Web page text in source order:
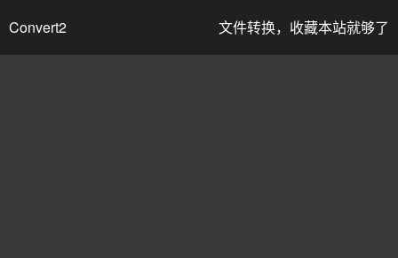
Convert2 文件转换，收藏本站就够了